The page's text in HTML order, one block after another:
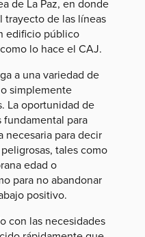
de La Paz, en donde
trayecto de las líneas
edificio público
lo hace el CAJ.
a una variedad de
simplemente
La oportunidad de
fundamental para
necesaria para decir
tales como
edad o
para no abandonar
positivo.
con las necesidades